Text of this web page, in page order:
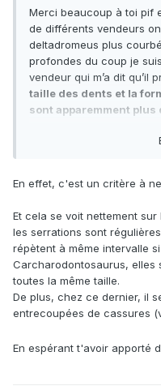
Merci beaucoup à toi pif
de différents vendeurs
deltadromeus plus
profondes du coup je
vendeur qui m’a dit qu’il
taille des dents et la
sont apparemment
la différence en
En effet, c'est un critère à
Et cela se voit nettement sur
les serrations sont
répètent à même intervalle
Carcharodontosaurus, elles
toutes la même taille.
De plus, chez ce dernier, il
entrecoupées de cassures
En espérant t'avoir apporté